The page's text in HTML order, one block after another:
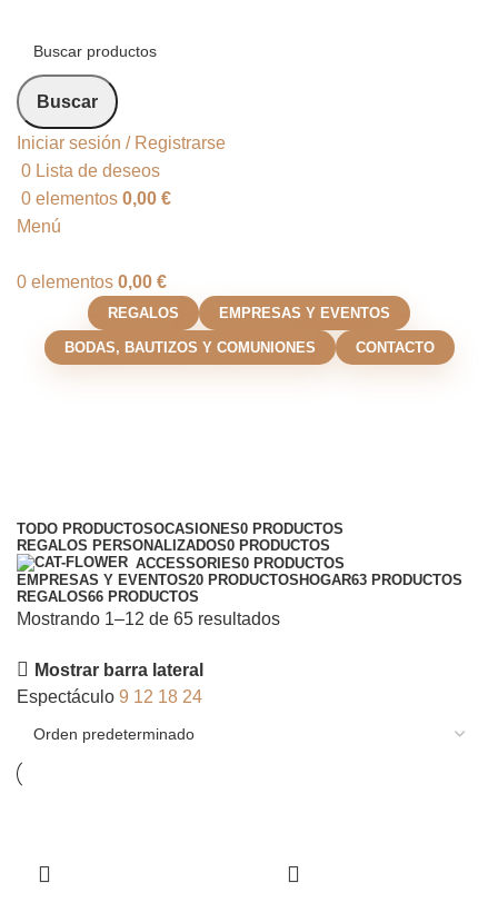
Buscar
Iniciar sesión / Registrarse
0 Lista de deseos
0 elementos 0,00 €
Menú
0 elementos 0,00 €
REGALOS EMPRESAS Y EVENTOS
BODAS, BAUTIZOS Y COMUNIONES CONTACTO
TODO PRODUCTOSOCASIONES0 PRODUCTOS
REGALOS PERSONALIZADOS0 PRODUCTOS
ACCESSORIES0 PRODUCTOS
EMPRESAS Y EVENTOS20 PRODUCTOS HOGAR63 PRODUCTOS
REGALOS66 PRODUCTOS
Mostrando 1–12 de 65 resultados
Mostrar barra lateral
Espectáculo 9 12 18 24